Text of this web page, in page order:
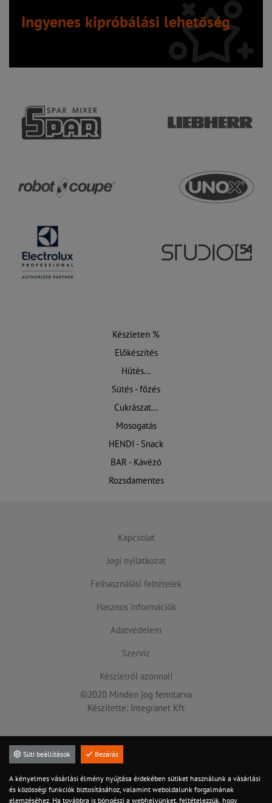
Ingyenes kipróbálási lehetőség
Készleten %
Előkészítés
Hűtés...
Sütés - főzés
Cukrászat...
Mosogatás
HENDI - Snack
BAR - Kávézó
Rozsdamentes
Kapcsolat
Jogi nyilatkozat
Felhasználási feltételek
Hasznos információk
Adatvédelem
Szervíz
Készletről azonnal!
©2020 Minden jog fenntarva
Készítette: Integranet Kft
Süti beállítások Bezárás
A kényelmes vásárlási élmény nyújtása érdekében sütiket használunk a vásárlási
és közösségi funkciók biztosításához, valamint weboldalunk forgalmának
elemzéséhez. Ha továbbra is böngészi a webhelyünket, feltételezzük, hogy